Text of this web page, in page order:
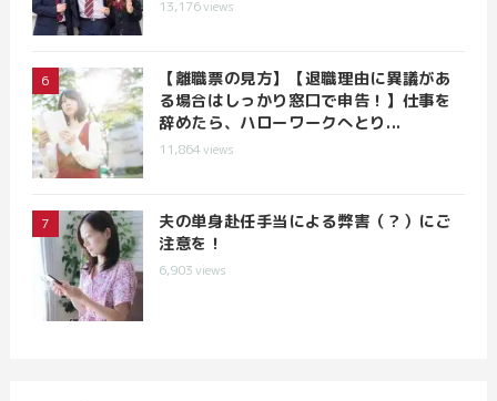
13,176views
【離職票の見方】【退職理由に異議があ
る場合はしっかり窓口で申告！】仕事を
辞めたら、ハローワークへとり...
11,864views
夫の単身赴任手当による弊害（？）にご
注意を！
6,903views